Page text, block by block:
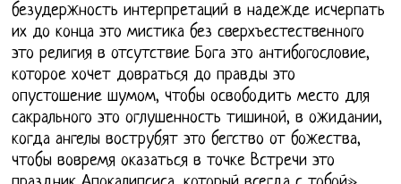
безудержность интерпретаций в надежде исчерпать
их до конца это мистика без сверхъестественного
это религия в отсутствие Бога это антибогословие,
которое хочет довраться до правды это
опустошение шумом, чтобы освободить место для
сакрального это оглушенность тишиной, в ожидании,
когда ангелы вострубят это бегство от божества,
чтобы вовремя оказаться в точке Встречи это